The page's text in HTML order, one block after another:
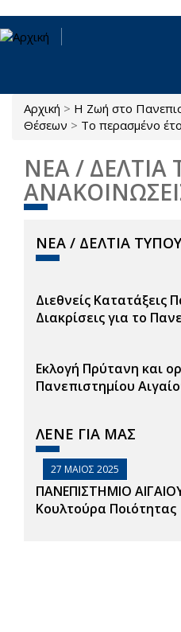
Παράκαμψη προς το κυρίως
Είστε εδώ
Αρχική > Η Ζωή στο
Θέσεων > Το περασμένο
ΝΕΑ / ΔΕΛΤΙΑ
ΝΕΑ / ΔΕΛΤΙΑ ΤΥΠΟΥ
Διεθνείς Κατατάξεις
Διακρίσεις για το
Εκλογή Πρύτανη και
Πανεπιστημίου
ΛΕΝΕ ΓΙΑ ΜΑΣ
27 ΜΑΙΟΣ 2025
ΠΑΝΕΠΙΣΤΗΜΙΟ
Κουλτούρα Ποιότητας